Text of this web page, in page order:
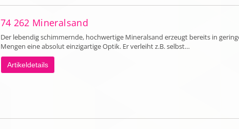
74 262 Mineralsand
Der lebendig schimmernde, hochwertige Mineralsand erzeugt bereits in
Mengen eine absolut einzigartige Optik. Er verleiht z.B. selbst…
Artikeldetails